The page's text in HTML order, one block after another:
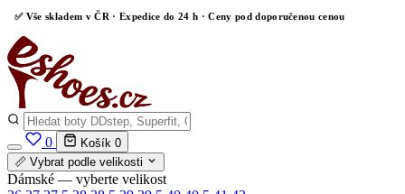
✅ Vše skladem v ČR · Expedice do 24 h · Ceny pod doporučenou cenou
0 Košík 0
📏 Vybrat podle velikosti
Dámské — vyberte velikost